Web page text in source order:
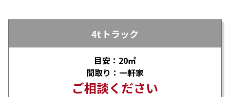
4tトラック
目安：20㎡
間取り：一軒家
ご相談ください